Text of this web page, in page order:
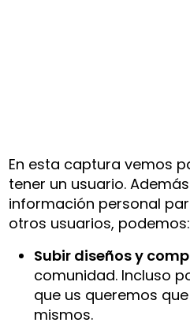
En esta captura vemos
tener un usuario.
información personal
otros usuarios, podemos:
Subir diseños y
comunidad. Incluso
que us queremos
mismos.